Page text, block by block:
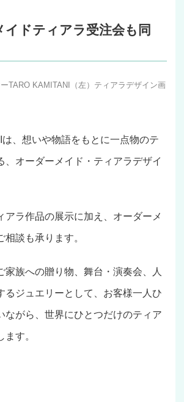
イドティアラ受注会も同
TARO KAMITANI（左）ティアラデザイン画
、想いや物語をもとに一点物のテ
、オーダーメイド・ティアラデザイ
アラ作品の展示に加え、オーダーメ
談も承ります。
家族への贈り物、舞台・演奏会、人
るジュエリーとして、お客様一人ひ
ながら、世界にひとつだけのティア
す。